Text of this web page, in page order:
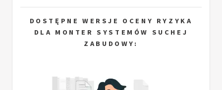
DOSTĘPNE WERSJE OCENY RYZYKA
DLA MONTER SYSTEMÓW SUCHEJ
ZABUDOWY: